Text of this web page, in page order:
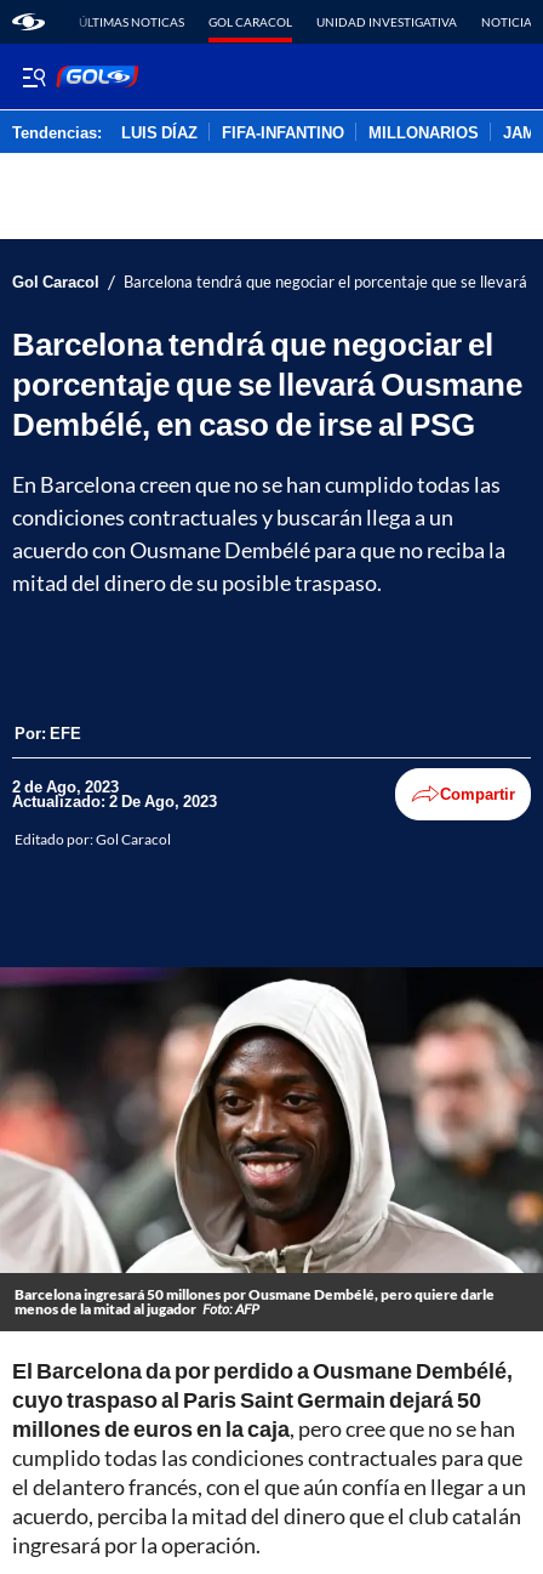
ÚLTIMAS NOTICAS GOL CARACOL UNIDAD INVESTIGATIVA NOTICIAS
Tendencias: LUIS DÍAZ FIFA-INFANTINO MILLONARIOS
Gol Caracol / Barcelona tendrá que negociar el porcentaje que se llevará
Barcelona tendrá que negociar el
porcentaje que se llevará Ousmane
Dembélé, en caso de irse al PSG
En Barcelona creen que no se han cumplido todas las
condiciones contractuales y buscarán llega a un
acuerdo con Ousmane Dembélé para que no reciba la
mitad del dinero de su posible traspaso.
Por: EFE
2 de Ago, 2023
Actualizado: 2 De Ago, 2023 Compartir
Editado por:Gol Caracol
Barcelona ingresará 50 millones por Ousmane Dembélé, pero quiere darle
menos de la mitad al jugador Foto: AFP
El Barcelona da por perdido a Ousmane Dembélé,
cuyo traspaso al Paris Saint Germain dejará 50
millones de euros en la caja, pero cree que no se han
cumplido todas las condiciones contractuales para que
el delantero francés, con el que aún confía en llegar a un
acuerdo, perciba la mitad del dinero que el club catalán
ingresará por la operación.